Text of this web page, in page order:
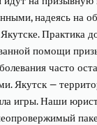
надеясь на
Практика
помощи
часто
Якутск —
игры. Наши